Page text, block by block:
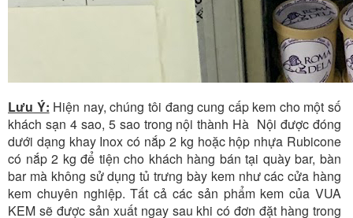
Lưu Ý: Hiện nay, chúng tôi đang cung cấp kem cho một số
khách sạn 4 sao, 5 sao trong nội thành Hà Nội được đóng
dưới dạng khay Inox có nắp 2 kg hoặc hộp nhựa Rubicone
có nắp 2 kg để tiện cho khách hàng bán tại quày bar, bàn
bar mà không sử dụng tủ trưng bày kem như các cửa hàng
kem chuyên nghiệp. Tất cả các sản phẩm kem của VUA
KEM sẽ được sản xuất ngay sau khi có đơn đặt hàng trong